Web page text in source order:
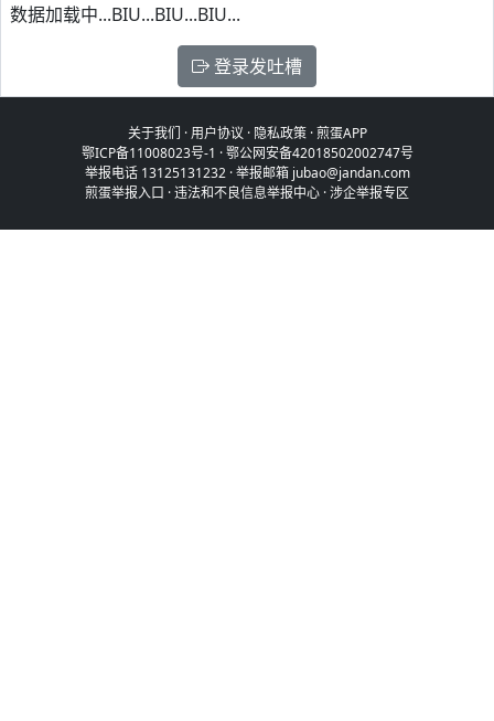
数据加载中...BIU...BIU...BIU...
登录发吐槽
关于我们 ·用户协议 · 隐私政策·煎蛋APP
鄂ICP备11008023号-1 ·鄂公网安备42018502002747号
举报电话 13125131232 · 举报邮箱 jubao@jandan.com
煎蛋举报入口 ·违法和不良信息举报中心 ·涉企举报专区